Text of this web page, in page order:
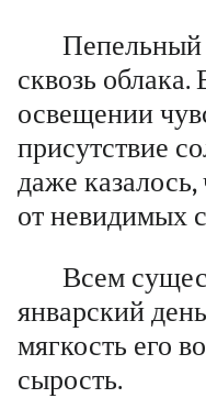
Пепельный
сквозь
освещении
присутствие
даже
от невидимых
Всем
январский
мягкость его
сырость.